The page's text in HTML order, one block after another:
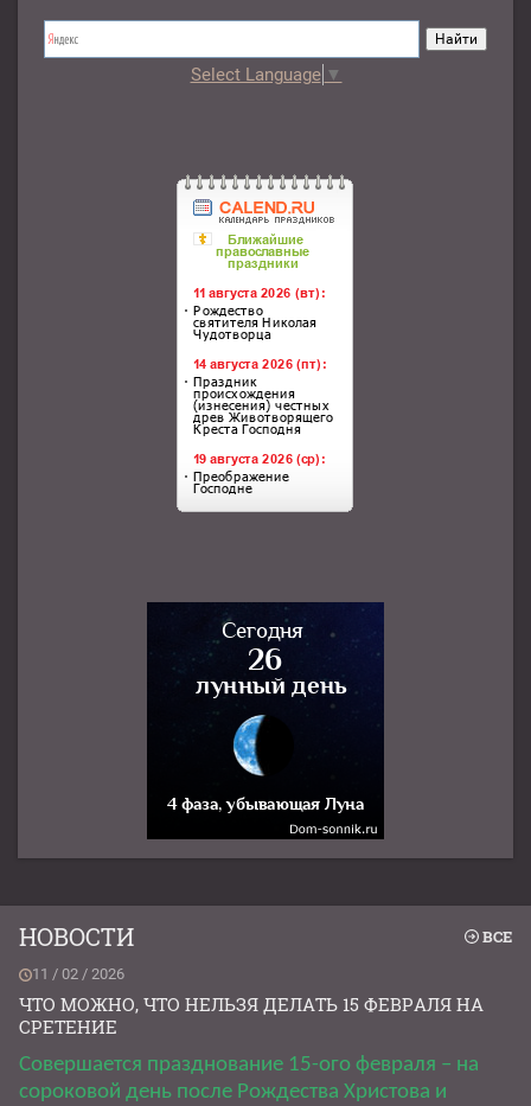
Select Language ▼
НОВОСТИ ВСЕ
11 / 02 / 2026
ЧТО МОЖНО, ЧТО НЕЛЬЗЯ ДЕЛАТЬ 15 ФЕВРАЛЯ НА
СРЕТЕНИЕ
Совершается празднование 15-ого февраля – на
сороковой день после Рождества Христова и